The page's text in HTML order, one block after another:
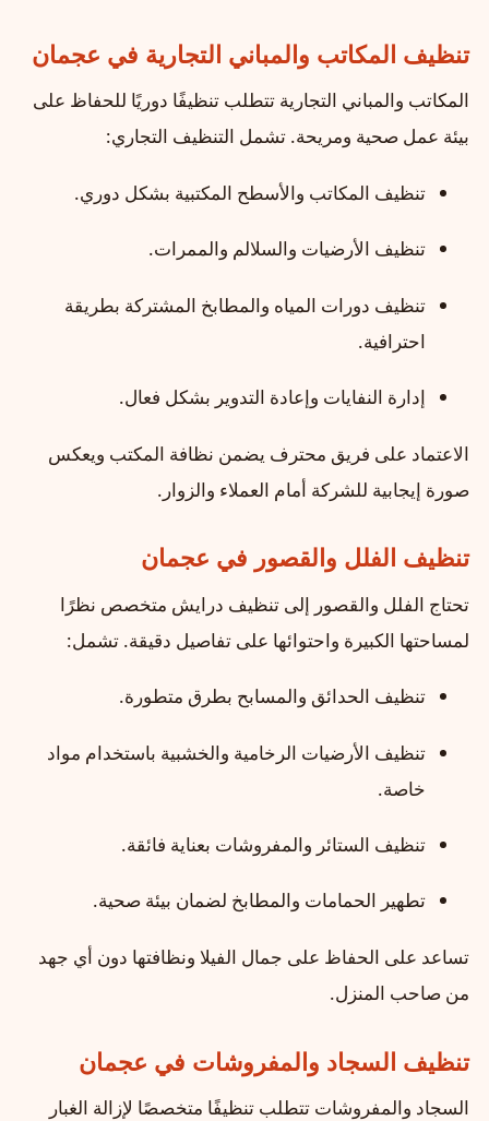
تنظيف المكاتب والمباني التجارية في عجمان
المكاتب والمباني التجارية تتطلب تنظيفًا دوريًا للحفاظ على
بيئة عمل صحية ومريحة. تشمل التنظيف التجاري:
تنظيف المكاتب والأسطح المكتبية بشكل دوري.
تنظيف الأرضيات والسلالم والممرات.
تنظيف دورات المياه والمطابخ المشتركة بطريقة
احترافية.
إدارة النفايات وإعادة التدوير بشكل فعال.
الاعتماد على فريق محترف يضمن نظافة المكتب ويعكس
صورة إيجابية للشركة أمام العملاء والزوار.
تنظيف الفلل والقصور في عجمان
تحتاج الفلل والقصور إلى تنظيف درايش متخصص نظرًا
لمساحتها الكبيرة واحتوائها على تفاصيل دقيقة. تشمل:
تنظيف الحدائق والمسابح بطرق متطورة.
تنظيف الأرضيات الرخامية والخشبية باستخدام مواد
خاصة.
تنظيف الستائر والمفروشات بعناية فائقة.
تطهير الحمامات والمطابخ لضمان بيئة صحية.
تساعد على الحفاظ على جمال الفيلا ونظافتها دون أي جهد
من صاحب المنزل.
تنظيف السجاد والمفروشات في عجمان
السجاد والمفروشات تتطلب تنظيفًا متخصصًا لإزالة الغبار